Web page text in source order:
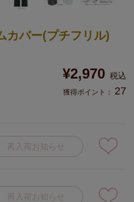
カバー(プチフリル)
¥2,970 税込
獲得ポイント： 27
再入荷お知らせ
再入荷お知らせ